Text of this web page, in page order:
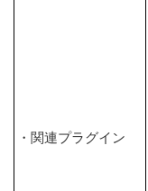
・関連プラグイン